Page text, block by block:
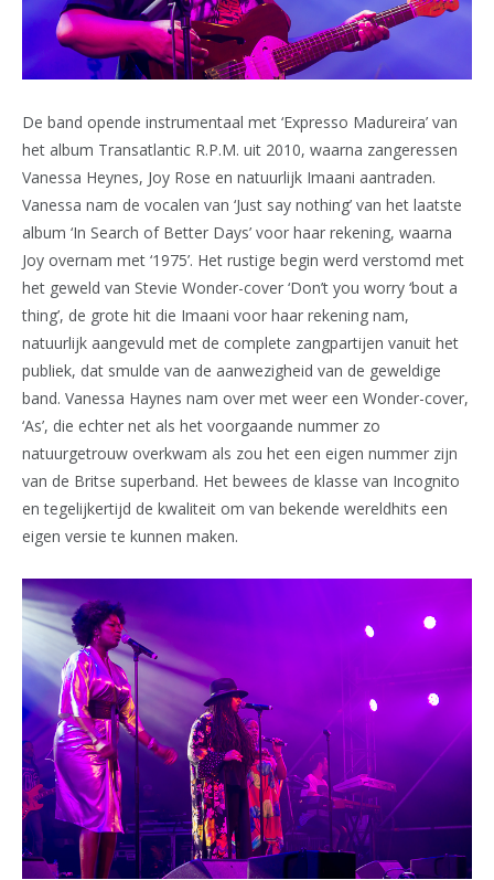
De band opende instrumentaal met ‘Expresso Madureira’ van
het album Transatlantic R.P.M. uit 2010, waarna zangeressen
Vanessa Heynes, Joy Rose en natuurlijk Imaani aantraden.
Vanessa nam de vocalen van ‘Just say nothing’ van het laatste
album ‘In Search of Better Days’ voor haar rekening, waarna
Joy overnam met ‘1975’. Het rustige begin werd verstomd met
het geweld van Stevie Wonder-cover ‘Don’t you worry ‘bout a
thing’, de grote hit die Imaani voor haar rekening nam,
natuurlijk aangevuld met de complete zangpartijen vanuit het
publiek, dat smulde van de aanwezigheid van de geweldige
band. Vanessa Haynes nam over met weer een Wonder-cover,
‘As’, die echter net als het voorgaande nummer zo
natuurgetrouw overkwam als zou het een eigen nummer zijn
van de Britse superband. Het bewees de klasse van Incognito
en tegelijkertijd de kwaliteit om van bekende wereldhits een
eigen versie te kunnen maken.